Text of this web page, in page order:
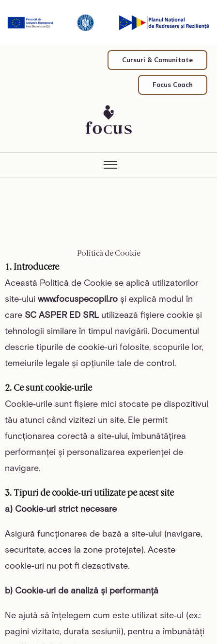
Cursuri & Comunitate
Focus Coach
Politică de Cookie
1. Introducere
Această Politică de Cookie se aplică utilizatorilor
site‑ului www.focuspecopil.ro și explică modul în
care SC ASPER ED SRLutilizează fișiere cookie și
tehnologii similare în timpul navigării. Documentul
descrie tipurile de cookie‑uri folosite, scopurile lor,
temeiurile legale și opțiunile tale de control.
2. Ce sunt cookie‑urile
Cookie‑urile sunt fișiere mici stocate pe dispozitivul
tău atunci când vizitezi un site. Ele permit
funcționarea corectă a site‑ului, îmbunătățirea
performanței și personalizarea experienței de
navigare.
3. Tipuri de cookie‑uri utilizate pe acest site
a) Cookie‑uri strict necesare
Asigură funcționarea de bază a site‑ului (navigare,
securitate, acces la zone protejate). Aceste
cookie‑uri nu pot fi dezactivate.
b) Cookie‑uri de analiză și performanță
Ne ajută să înțelegem cum este utilizat site‑ul (ex.:
pagini vizitate, durata sesiunii), pentru a îmbunătăți